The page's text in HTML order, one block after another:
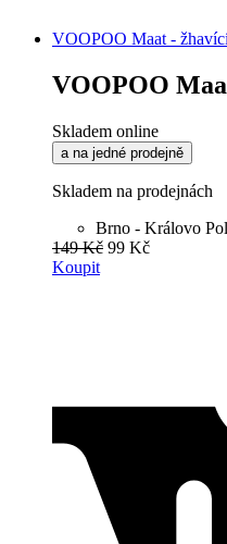
VOOPOO Maat -
VOOPOO
Skladem online
a na jedné prodejně
Skladem na prodejnách
Brno - Královo
149 Kč 99 Kč
Koupit